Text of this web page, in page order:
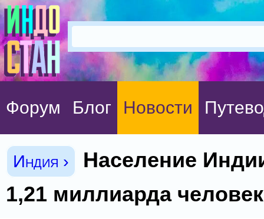
Форум Блог Новости
Индия ›
Население
1,21 миллиарда человек